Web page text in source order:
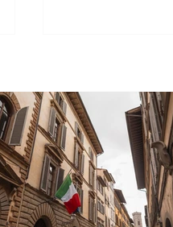
Entenda por que
uma palavra do